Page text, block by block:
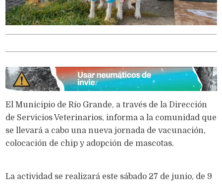
El Municipio de Río Grande, a través de la Dirección
de Servicios Veterinarios, informa a la comunidad que
se llevará a cabo una nueva jornada de vacunación,
colocación de chip y adopción de mascotas.
La actividad se realizará este sábado 27 de junio, de 9